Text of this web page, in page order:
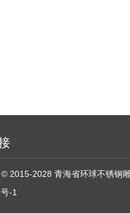
2015-2028 青海省环球不锈钢
-1